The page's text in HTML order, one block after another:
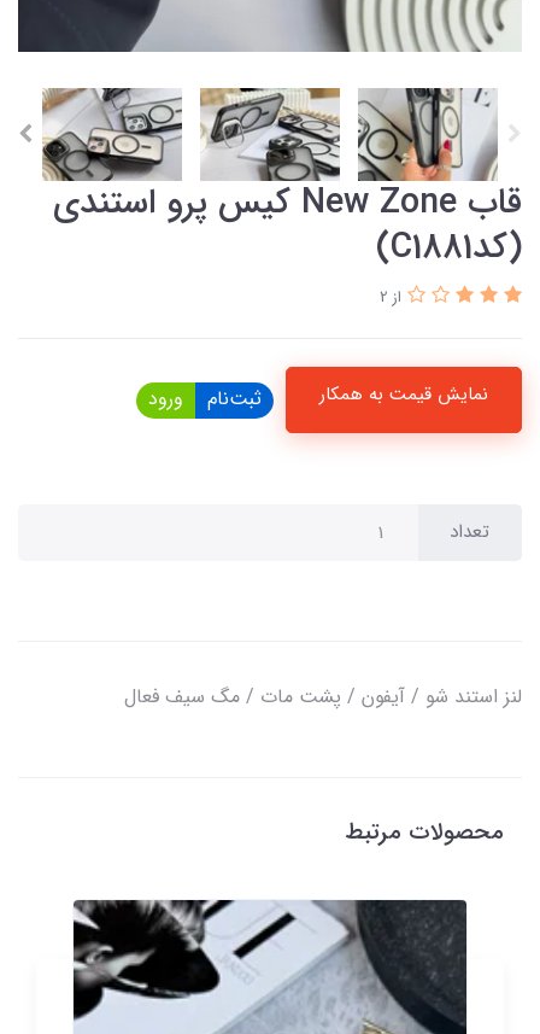
قاب New Zone کیس پرو استندی
(کدC1881)
از 2
نمایش قیمت به همکار ثبت‌نام ورود
تعداد
لنز استند شو / آیفون / پشت مات / مگ سیف فعال
محصولات مرتبط